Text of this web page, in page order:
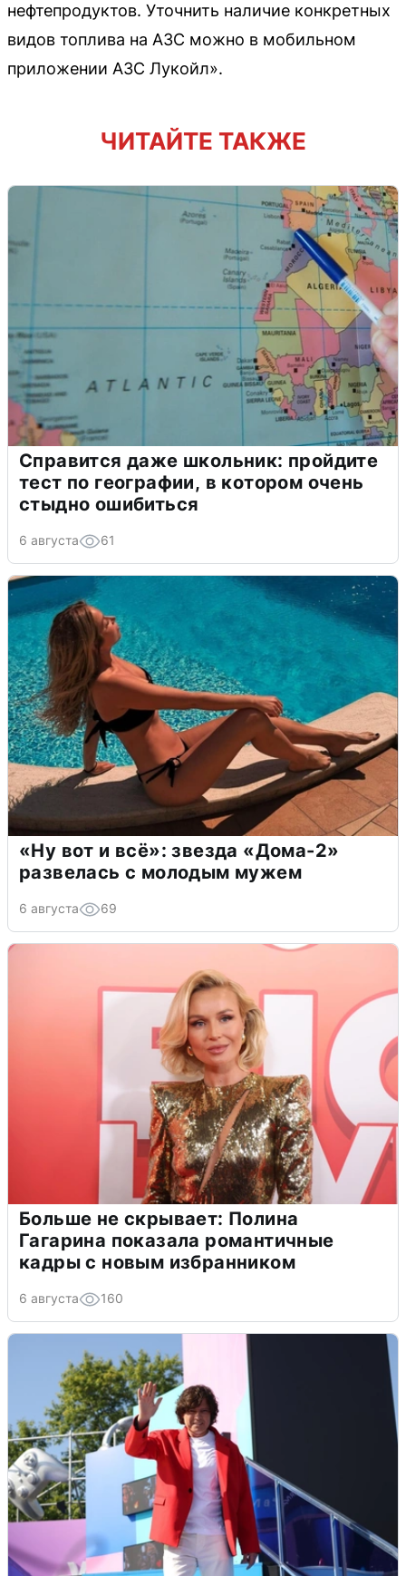
нефтепродуктов. Уточнить наличие конкретных
видов топлива на АЗС можно в мобильном
приложении АЗС Лукойл».
ЧИТАЙТЕ ТАКЖЕ
Справится даже школьник: пройдите
тест по географии, в котором очень
стыдно ошибиться
6 августа 61
«Ну вот и всё»: звезда «Дома-2»
развелась с молодым мужем
6 августа 69
Больше не скрывает: Полина
Гагарина показала романтичные
кадры с новым избранником
6 августа 160